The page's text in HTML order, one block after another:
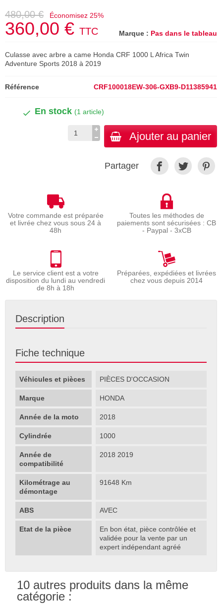
Marque : Pas dans le tableau
480,00 € Économisez 25%
360,00 € TTC
Culasse avec arbre a came Honda CRF 1000 L Africa Twin
Adventure Sports 2018 à 2019
Référence CRF100018EW-306-GXB9-D11385941
En stock (1 article)
Ajouter au panier
Partager
Votre commande est préparée
et livrée chez vous sous 24 à
48h
Toutes les méthodes de
paiements sont sécurisées : CB
- Paypal - 3xCB
Le service client est a votre
disposition du lundi au vendredi
de 8h à 18h
Préparées, expédiées et livrées
chez vous depuis 2014
Description
Fiche technique
Véhicules et pièces PIÈCES D'OCCASION
Marque HONDA
Année de la moto 2018
Cylindrée 1000
Année de
compatibilité
2018 2019
Kilométrage au
démontage
91648 Km
ABS AVEC
Etat de la pièce
En bon état, pièce contrôlée et
validée pour la vente par un
expert indépendant agréé
10 autres produits dans la même
catégorie :